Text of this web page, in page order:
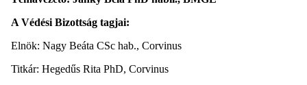
A Védési Bizottság tagjai:
Elnök: Nagy Beáta CSc hab., Corvinus
Titkár: Hegedűs Rita PhD, Corvinus